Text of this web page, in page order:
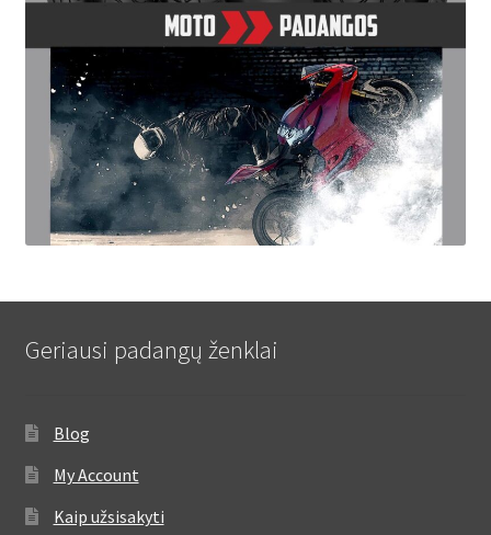
Geriausi padangų ženklai
Blog
My Account
Kaip užsisakyti